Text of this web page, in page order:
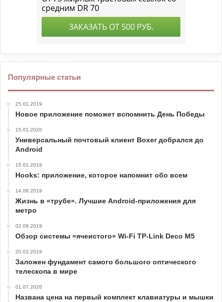
Популярные статьи
25.01.2019
Новое приложение поможет вспомнить День Победы
15.01.2020
Универсальный почтовый клиент Boxer добрался до
Android
15.01.2019
Hooks: приложение, которое напомнит обо всем
14.08.2019
Жизнь в «трубе». Лучшие Android-приложения для
метро
02.09.2019
Обзор системы «ячеистого» Wi-Fi TP-Link Deco M5
20.03.2019
Заложен фундамент самого большого оптического
телескопа в мире
01.07.2020
Названа цена на первый комплект клавиатуры и мышки